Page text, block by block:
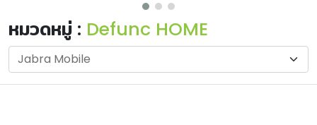
หมวดหมู่ : Defunc HOME